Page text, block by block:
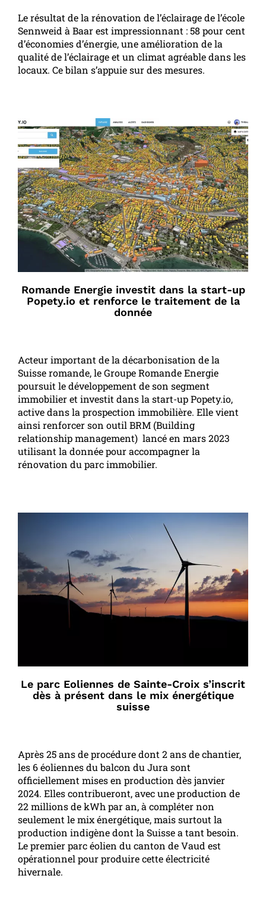
Le résultat de la rénovation de l’éclairage de l’école
Sennweid à Baar est impressionnant : 58 pour cent
d’économies d’énergie, une amélioration de la
qualité de l’éclairage et un climat agréable dans les
locaux. Ce bilan s’appuie sur des mesures.
Romande Energie investit dans la start-up
Popety.io et renforce le traitement de la
donnée
Acteur important de la décarbonisation de la
Suisse romande, le Groupe Romande Energie
poursuit le développement de son segment
immobilier et investit dans la start-up Popety.io,
active dans la prospection immobilière. Elle vient
ainsi renforcer son outil BRM (Building
relationship management) lancé en mars 2023
utilisant la donnée pour accompagner la
rénovation du parc immobilier.
Le parc Eoliennes de Sainte-Croix s’inscrit
dès à présent dans le mix énergétique
suisse
Après 25 ans de procédure dont 2 ans de chantier,
les 6 éoliennes du balcon du Jura sont
officiellement mises en production dès janvier
2024. Elles contribueront, avec une production de
22 millions de kWh par an, à compléter non
seulement le mix énergétique, mais surtout la
production indigène dont la Suisse a tant besoin.
Le premier parc éolien du canton de Vaud est
opérationnel pour produire cette électricité
hivernale.